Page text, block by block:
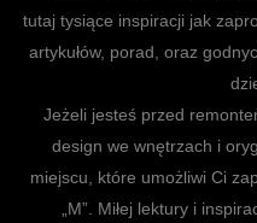
tutaj tysiące inspiracji jak
artykułów, porad, oraz
Jeżeli jesteś przed
design we wnętrzach i
miejscu, które umożliwi Ci
„M”. Miłej lektury i